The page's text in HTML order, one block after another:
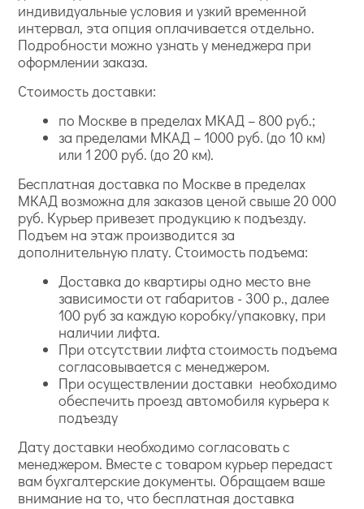
индивидуальные условия и узкий временной
интервал, эта опция оплачивается отдельно.
Подробности можно узнать у менеджера при
оформлении заказа.
Стоимость доставки:
по Москве в пределах МКАД – 800 руб.;
за пределами МКАД – 1000 руб. (до 10 км)
или 1 200 руб. (до 20 км).
Бесплатная доставка по Москве в пределах
МКАД возможна для заказов ценой свыше 20 000
руб. Курьер привезет продукцию к подъезду.
Подъем на этаж производится за
дополнительную плату. Стоимость подъема:
Доставка до квартиры одно место вне
зависимости от габаритов - 300 р., далее
100 руб за каждую коробку/упаковку, при
наличии лифта.
При отсутствии лифта стоимость подъема
согласовывается с менеджером.
При осуществлении доставки необходимо
обеспечить проезд автомобиля курьера к
подъезду
Дату доставки необходимо согласовать с
менеджером. Вместе с товаром курьер передаст
вам бухгалтерские документы. Обращаем ваше
внимание на то, что бесплатная доставка